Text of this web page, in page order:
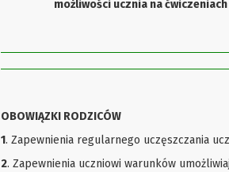
możliwości ucznia na
OBOWIĄZKI RODZICÓW
1. Zapewnienia regularnego uczęszczania
2. Zapewnienia uczniowi warunków